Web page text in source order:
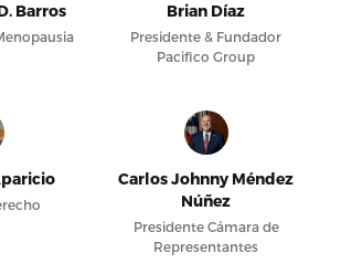
Barros Brian Díaz
Presidente & Fundador
Pacifico Group
Carlos Johnny Méndez
Núñez
Presidente Cámara de
Representantes